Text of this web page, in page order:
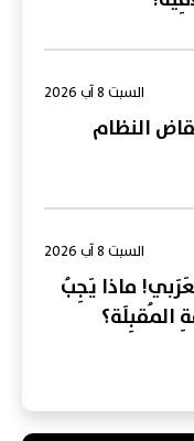
السبت 8 آب 2026
النظام
السبت 8 آب 2026
ماذا يَجِبُ
المُقبِلَة؟